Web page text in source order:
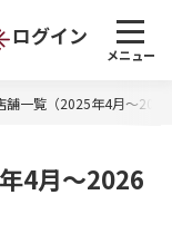
ログイン
メニュー
舗一覧（2025年4月～
4月～2026